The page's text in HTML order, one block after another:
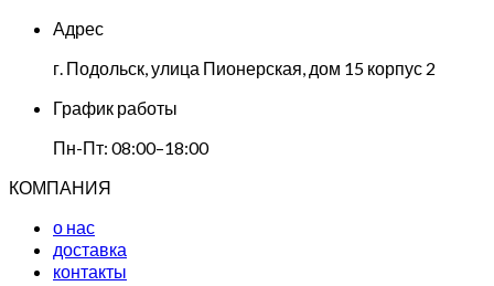
Адрес
г. Подольск, улица Пионерская, дом 15 корпус 2
График работы
Пн-Пт: 08:00–18:00
КОМПАНИЯ
о нас
доставка
контакты